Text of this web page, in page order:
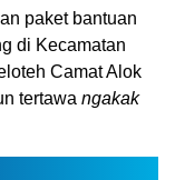
paket bantuan
di Kecamatan
Camat Alok
tertawa ngakak